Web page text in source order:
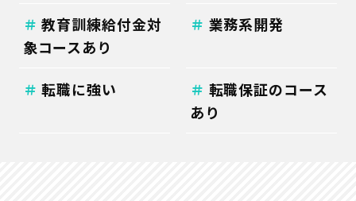
教育訓練給付金対
象コースあり
業務系開発
転職に強い
転職保証のコース
あり